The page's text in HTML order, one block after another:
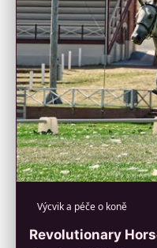
Výcvik a péče o koně
Revolutionary